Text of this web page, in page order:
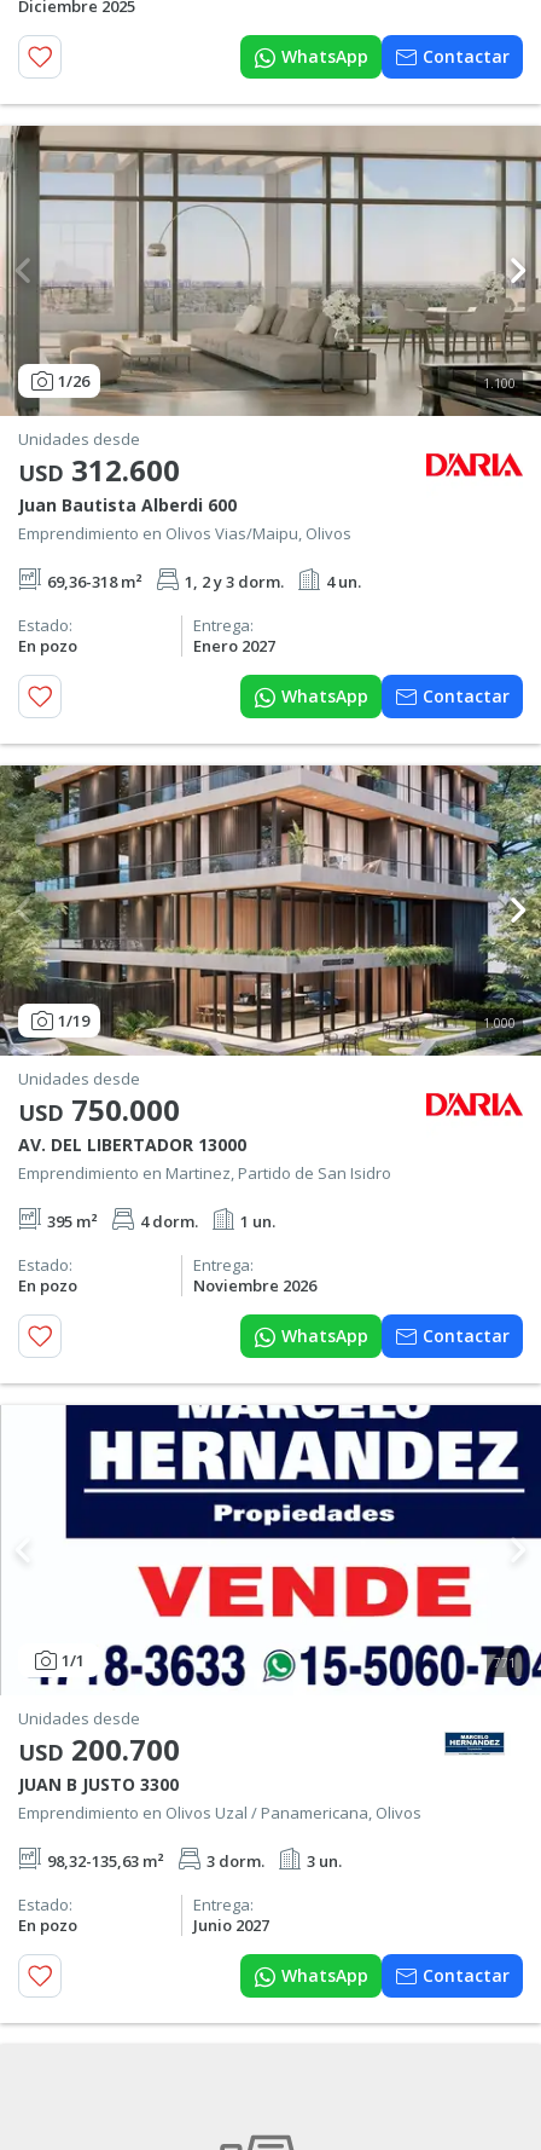
Diciembre 2025
WhatsApp Contactar
1/26 1.100
Unidades desde
USD 312.600
Juan Bautista Alberdi 600
Emprendimiento en Olivos Vias/Maipu, Olivos
69,36-318 m² 1, 2 y 3 dorm.
4 un.
Estado:
En pozo
Entrega:
Enero 2027
WhatsApp Contactar
1/19 1.000
Unidades desde
USD 750.000
AV. DEL LIBERTADOR 13000
Emprendimiento en Martinez, Partido de San Isidro
395 m² 4 dorm.
1 un.
Estado:
En pozo
Entrega:
Noviembre 2026
WhatsApp Contactar
1/1 771
Unidades desde
USD 200.700
JUAN B JUSTO 3300
Emprendimiento en Olivos Uzal / Panamericana, Olivos
98,32-135,63 m² 3 dorm.
3 un.
Estado:
En pozo
Entrega:
Junio 2027
WhatsApp Contactar